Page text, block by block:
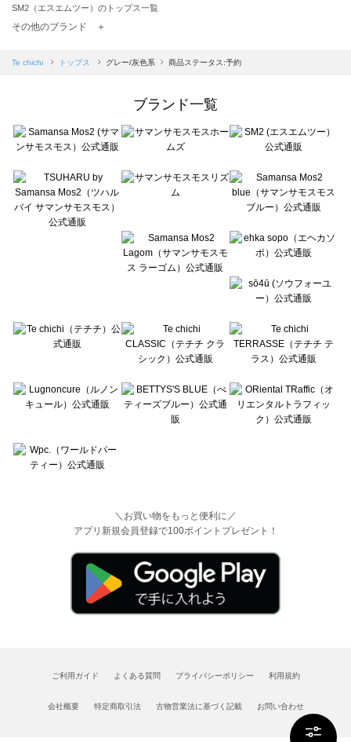
SM2（エスエムツー）のトップス一覧
TSUHARU by Samansa Mos2（ツハルバイサマンサモスモス）のトップス一覧
Samansa Mos2 blue（サマンサモスモス ブルー）のトップス一覧
sō4ū（ソウフォーユー）のトップス一覧
Te chichi（テチチ）のトップス一覧
Te chichi CLASSIC（テチチ クラシック）のトップス一覧
Lugnoncure（ルノンキュール）のトップス一覧
BETTY'S BLUE（べティーズブルー）のトップス一覧
Wpc.（ワールドパーティー）のトップス一覧
その他のブランド ＋
Te chichi トップス グレー/灰色系 商品ステータス:予約
ブランド一覧
＼お買い物をもっと便利に／
アプリ新規会員登録で100ポイントプレゼント！
ご利用ガイド よくある質問 プライバシーポリシー 利用規約
会社概要 特定商取引法 古物営業法に基づく記載 お問い合わせ